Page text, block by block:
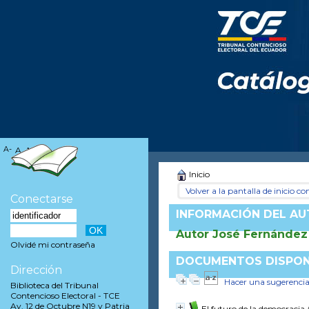
Inicio
Volver a la pantalla de inicio
INFORMACIÓN DEL
Autor José
DOCUMENTOS
Hacer una sugerencia
A- A A+
Conectarse
Olvidé mi contraseña
Dirección
Biblioteca del Tribunal
Contencioso Electoral - TCE
Av. 12 de Octubre N19 y Patria